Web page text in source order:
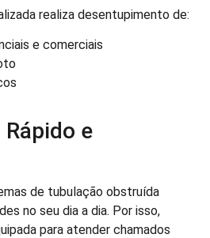
realiza desentupimento de:
e comerciais
e
de tubulação obstruída
no seu dia a dia. Por isso,
para atender chamados